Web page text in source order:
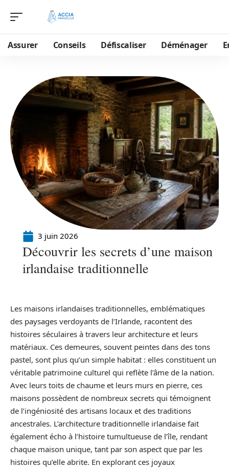
Assurer Conseils Défiscaliser Déménager
3 juin 2026
Découvrir les secrets d’une maison
irlandaise traditionnelle
Les maisons irlandaises traditionnelles, emblématiques
des paysages verdoyants de l’Irlande, racontent des
histoires séculaires à travers leur architecture et leurs
matériaux. Ces demeures, souvent peintes dans des tons
pastel, sont plus qu’un simple habitat : elles constituent un
véritable patrimoine culturel qui reflète l’âme de la nation.
Avec leurs toits de chaume et leurs murs en pierre, ces
maisons possèdent de nombreux secrets qui témoignent
de l’ingéniosité des artisans locaux et des traditions
ancestrales. L’architecture traditionnelle irlandaise fait
également écho à l’histoire tumultueuse de l’île, rendant
chaque maison unique, tant par son aspect que par les
histoires qu’elle abrite. En explorant ces joyaux